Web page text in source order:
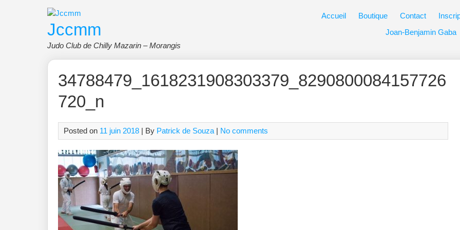
Jccmm
Judo Club de Chilly Mazarin – Morangis
Accueil Boutique Contact
Joan-Benjamin Gaba
34788479_1618231908303379_8290800084157726
720_n
Posted on 11 juin 2018 | By Patrick de Souza | No comments